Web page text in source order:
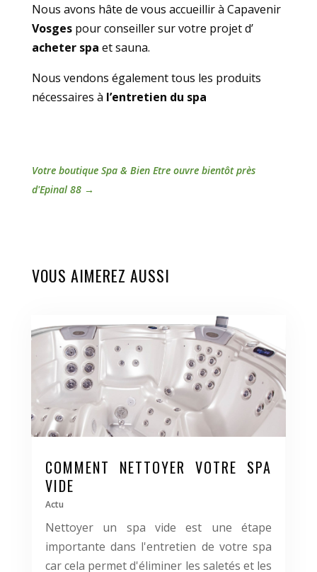
Nous avons hâte de vous accueillir à Capavenir
Vosgespour conseiller sur votre projet d’
acheter spa et sauna.
Nous vendons également tous les produits
nécessaires à l’entretien du spa
Votre boutique Spa & Bien Etre ouvre bientôt près
d'Epinal 88→
VOUS AIMEREZ AUSSI
COMMENT NETTOYER VOTRE SPA
VIDE
Actu
Nettoyer un spa vide est une étape
importante dans l'entretien de votre spa
car cela permet d'éliminer les saletés et les